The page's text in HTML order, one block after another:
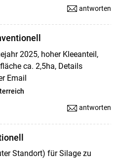
antworten
2025, hoher Kleeanteil,
ca. 2,5ha, Details
Email
antworten
Standort) für Silage zu